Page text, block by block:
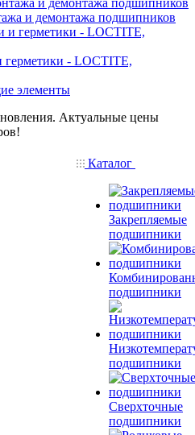
и демонтажа подшипников
- LOCTITE,
элементы
Актуальные цены
Каталог
Закрепляемые
подшипники
подшипники
подшипники
Сверхточные
подшипники